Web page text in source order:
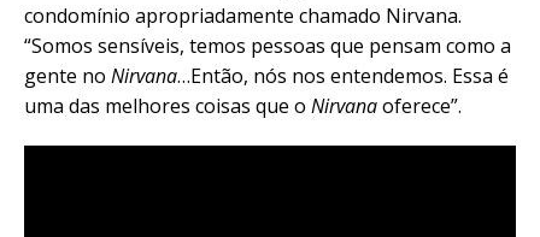
condomínio apropriadamente chamado Nirvana.
“Somos sensíveis, temos pessoas que pensam como a
gente no Nirvana…Então, nós nos entendemos. Essa é
uma das melhores coisas que o Nirvanaoferece”.